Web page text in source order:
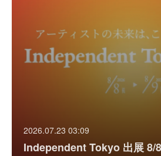
2026.07.23 03:09
Independent Tokyo 出展 8/